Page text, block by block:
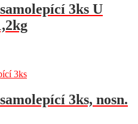
3ks U
3ks, nosn.